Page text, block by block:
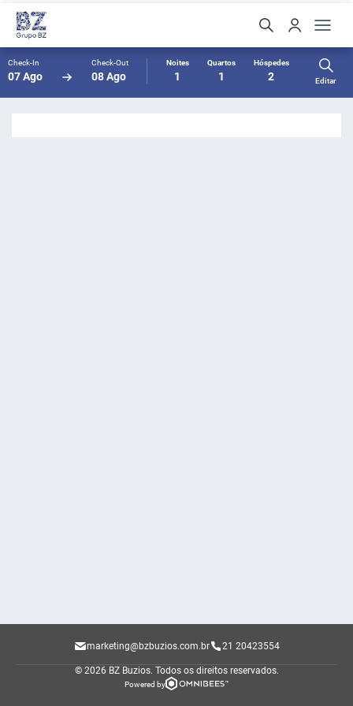
Check-In
07 Ago
Check-Out
08 Ago
Noites
1
Quartos
1
Hóspedes
2 Editar
marketing@bzbuzios.com.br 21 20423554
© 2026 BZ Buzios. Todos os direitos reservados.
Powered by